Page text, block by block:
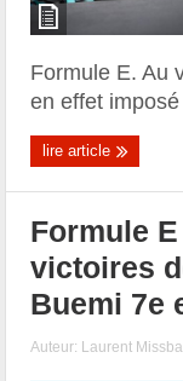
Formule E. Au
en effet
lire article
Formule
victoires
Buemi 7e
Auteur: Laurent